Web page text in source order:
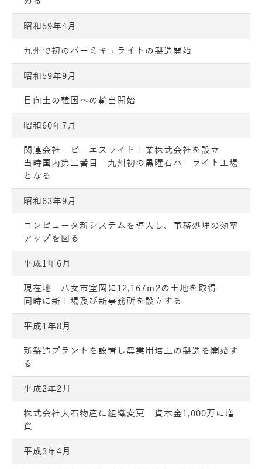
昭和59年4月
九州で初のバーミキュライトの製造開始
昭和59年9月
日向土の韓国への輸出開始
昭和60年7月
関連会社 ビーエスライト工業株式会社を設立
当時国内第三番目 九州初の黒曜石パーライト工場
となる
昭和63年9月
コンピュータ新システムを導入し、事務処理の効率
アップを図る
平成1年6月
現在地 八女市室岡に12,167ｍ2の土地を取得
同時に新工場及び新事務所を設立する
平成1年8月
新製造プラントを設置し農業用培土の製造を開始す
る
平成2年2月
株式会社大石物産に組織変更 資本金1,000万に増
資
平成3年4月